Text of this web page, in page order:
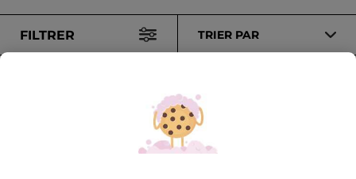
FILTRER TRIER PAR